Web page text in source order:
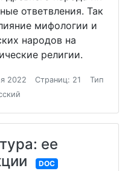
ответвления. Так
мифологии и
народов на
религии.
2022 Страниц: 21
Тип
ее
DOC